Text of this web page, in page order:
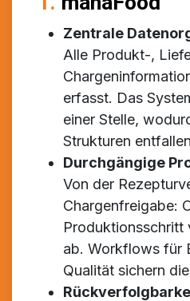
Zentrale
Alle Produkt-,
erfasst. Das
einer Stelle,
Strukturen
Durchgängige
Von der
Chargenfreigabe:
Produktionsschritt
ab. Workflows für
Qualität sichern